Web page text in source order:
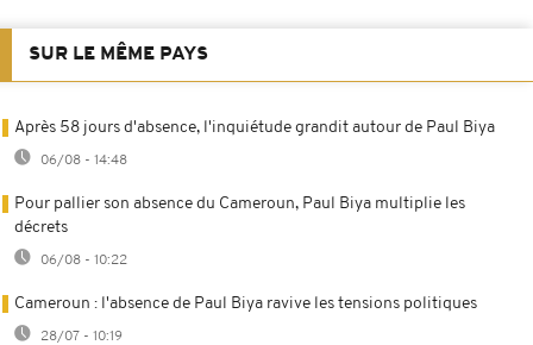
SUR LE MÊME PAYS
Après 58 jours d'absence, l'inquiétude grandit autour de Paul Biya
06/08 - 14:48
Pour pallier son absence du Cameroun, Paul Biya multiplie les
décrets
06/08 - 10:22
Cameroun : l'absence de Paul Biya ravive les tensions politiques
28/07 - 10:19